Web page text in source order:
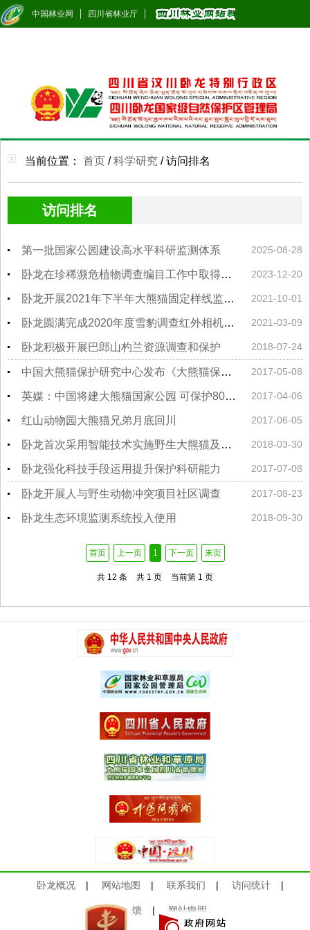
中国林业网 四川省林业厅
当前位置： 首页 /科学研究 /访问排名
访问排名
2025-08-28
第一批国家公园建设高水平科研监测体系
2023-12-20
卧龙在珍稀濒危植物调查编目工作中取得新进展
2021-10-01
卧龙开展2021年下半年大熊猫固定样线监测工作
2021-03-09
卧龙圆满完成2020年度雪豹调查红外相机数据统计工作
2018-07-24
卧龙积极开展巴郎山杓兰资源调查和保护
2017-05-08
中国大熊猫保护研究中心发布《大熊猫保护大事记》
2017-04-06
英媒：中国将建大熊猫国家公园 可保护8000种动植物
2017-06-05
红山动物园大熊猫兄弟月底回川
2018-03-30
卧龙首次采用智能技术实施野生大熊猫及伴生动物固定样线监测工作
2017-07-08
卧龙强化科技手段运用提升保护科研能力
2017-08-23
卧龙开展人与野生动物冲突项目社区调查
2018-09-30
卧龙生态环境监测系统投入使用
首页 上一页 1 下一页 末页
共 12 条 共 1 页 当前第 1 页
卧龙概况 | 网站地图 | 联系我们 | 访问统计 |
意见反馈 | 网站申明